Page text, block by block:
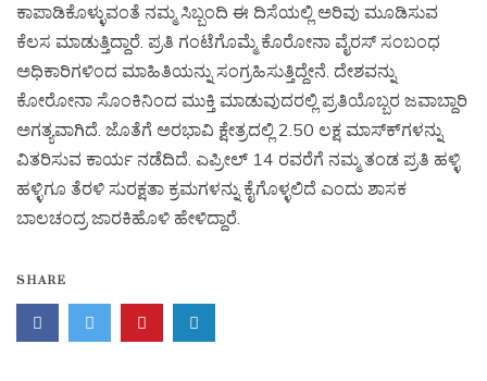
ಕಾಪಾಡಿಕೊಳ್ಳುವಂತೆ ನಮ್ಮ ಸಿಬ್ಬಂದಿ ಈ ದಿಸೆಯಲ್ಲಿ ಅರಿವು ಮೂಡಿಸುವ
ಕೆಲಸ ಮಾಡುತ್ತಿದ್ದಾರೆ. ಪ್ರತಿ ಗಂಟೆಗೊಮ್ಮೆ ಕೊರೋನಾ ವೈರಸ್ ಸಂಬಂಧ
ಅಧಿಕಾರಿಗಳಿಂದ ಮಾಹಿತಿಯನ್ನು ಸಂಗ್ರಹಿಸುತ್ತಿದ್ದೇನೆ. ದೇಶವನ್ನು
ಕೋರೋನಾ ಸೊಂಕಿನಿಂದ ಮುಕ್ತಿ ಮಾಡುವುದರಲ್ಲಿ ಪ್ರತಿಯೊಬ್ಬರ ಜವಾಬ್ದಾರಿ
ಅಗತ್ಯವಾಗಿದೆ. ಜೊತೆಗೆ ಅರಭಾವಿ ಕ್ಷೇತ್ರದಲ್ಲಿ 2.50 ಲಕ್ಷ ಮಾಸ್ಕ್‍ಗಳನ್ನು
ವಿತರಿಸುವ ಕಾರ್ಯ ನಡೆದಿದೆ. ಎಪ್ರೀಲ್ 14 ರವರೆಗೆ ನಮ್ಮ ತಂಡ ಪ್ರತಿ ಹಳ್ಳಿ
ಹಳ್ಳಿಗೂ ತೆರಳಿ ಸುರಕ್ಷತಾ ಕ್ರಮಗಳನ್ನು ಕೈಗೊಳ್ಳಲಿದೆ ಎಂದು ಶಾಸಕ
ಬಾಲಚಂದ್ರ ಜಾರಕಿಹೊಳಿ ಹೇಳಿದ್ದಾರೆ.
SHARE